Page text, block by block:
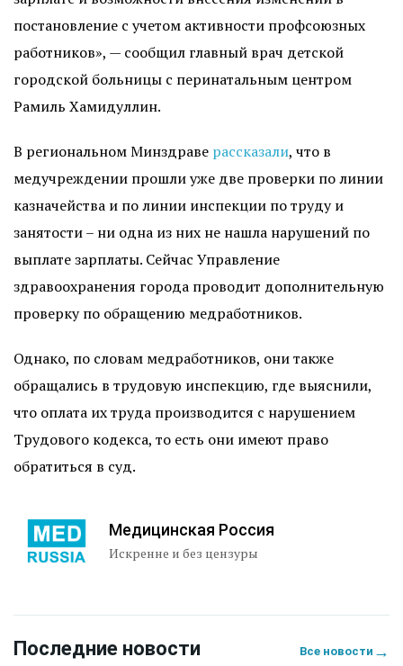
постановление с учетом активности профсоюзных
работников», — сообщил главный врач детской
городской больницы с перинатальным центром
Рамиль Хамидуллин.
В региональном Минздраве рассказали, что в
медучреждении прошли уже две проверки по линии
казначейства и по линии инспекции по труду и
занятости – ни одна из них не нашла нарушений по
выплате зарплаты. Сейчас Управление
здравоохранения города проводит дополнительную
проверку по обращению медработников.
Однако, по словам медработников, они также
обращались в трудовую инспекцию, где выяснили,
что оплата их труда производится с нарушением
Трудового кодекса, то есть они имеют право
обратиться в суд.
Медицинская Россия
Искренне и без цензуры
Последние новости Все новости →